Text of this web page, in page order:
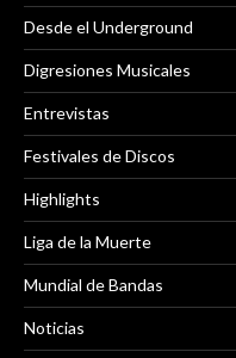
Desde el Underground
Digresiones Musicales
Entrevistas
Festivales de Discos
Highlights
Liga de la Muerte
Mundial de Bandas
Noticias